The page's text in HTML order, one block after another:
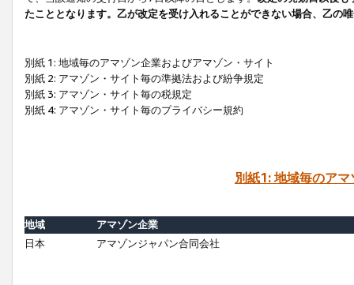
たこととなります。乙が改定を受け入れることができない場合、乙の
別紙 1: 地域毎のアマゾン企業およびアマゾン・サイト
別紙 2: アマゾン・サイト毎の準拠法および紛争規定
別紙 3: アマゾン・サイト毎の税規定
別紙 4: アマゾン・サイト毎のプライバシー規約
別紙1: 地域毎のア
地域
アマゾン企業
日本
アマゾンジャパン合同会社